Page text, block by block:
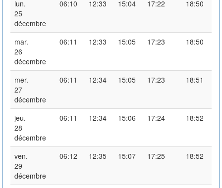
lun.
25
décembre
06:10 12:33 15:04 17:22 18:50
mar.
26
décembre
06:11 12:33 15:05 17:23 18:50
mer.
27
décembre
06:11 12:34 15:05 17:23 18:51
jeu.
28
décembre
06:11 12:34 15:06 17:24 18:52
ven.
29
décembre
06:12 12:35 15:07 17:25 18:52